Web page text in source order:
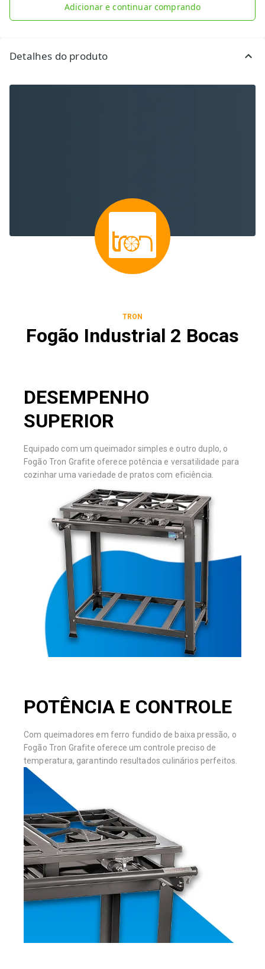
Adicionar e continuar comprando
Detalhes do produto
TRON
Fogão Industrial 2 Bocas
DESEMPENHO
SUPERIOR
Equipado com um queimador simples e outro duplo, o
Fogão Tron Grafite oferece potência e versatilidade para
cozinhar uma variedade de pratos com eficiência.
POTÊNCIA E CONTROLE
Com queimadores em ferro fundido de baixa pressão, o
Fogão Tron Grafite oferece um controle preciso de
temperatura, garantindo resultados culinários perfeitos.